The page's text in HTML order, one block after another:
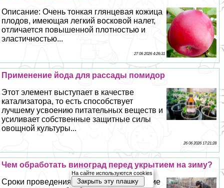
Описание: Очень тонкая глянцевая кожица
плодов, имеющая легкий восковой налет,
отличается повышенной плотностью и
эластичностью...
27 06 2026 4:26:31
Применение йода для рассады помидор
Этот элемент выступает в качестве
катализатора, то есть способствует
лучшему усвоению питательных веществ и
усиливает собственные защитные силы
овощной культуры...
26 06 2026 17:21:28
Чем обработать виноград перед укрытием на зиму?
Сроки проведения Применять химические
На сайте используются cookies
Закрыть эту плашку